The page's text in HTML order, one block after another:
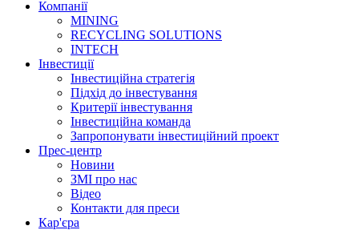
Компанії
MINING
RECYCLING SOLUTIONS
INTECH
Інвестиції
Інвестиційна стратегія
Підхід до інвестування
Критерії інвестування
Інвестиційна команда
Запропонувати інвестиційний проект
Прес-центр
Новини
ЗМІ про нас
Відео
Контакти для преси
Кар'єра